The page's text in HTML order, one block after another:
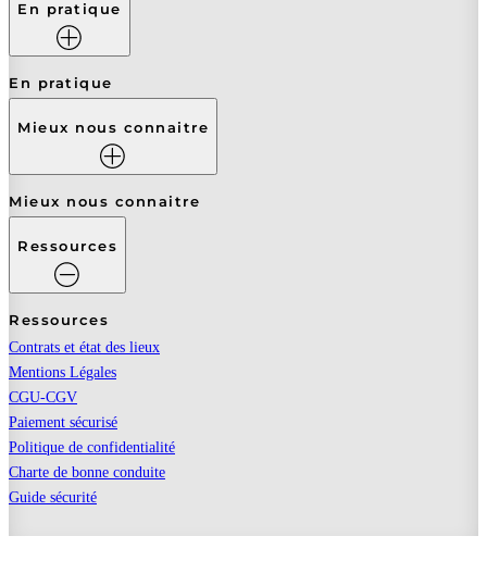
En pratique
En pratique
Mieux nous connaitre
Mieux nous connaitre
Ressources
Ressources
Contrats et état des lieux
Mentions Légales
CGU-CGV
Paiement sécurisé
Politique de confidentialité
Charte de bonne conduite
Guide sécurité